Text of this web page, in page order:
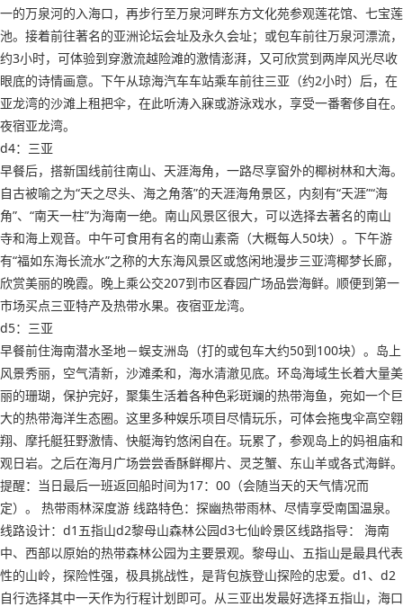
一的万泉河的入海口，再步行至万泉河畔东方文化苑参观莲花馆、七宝莲
池。接着前往著名的亚洲论坛会址及永久会址；或包车前往万泉河漂流，
约3小时，可体验到穿激流越险滩的激情澎湃，又可欣赏到两岸风光尽收
眼底的诗情画意。下午从琼海汽车车站乘车前往三亚（约2小时）后，在
亚龙湾的沙滩上租把伞，在此听涛入寐或游泳戏水，享受一番奢侈自在。
夜宿亚龙湾。
d4：三亚
早餐后，搭新国线前往南山、天涯海角，一路尽享窗外的椰树林和大海。
自古被喻之为“天之尽头、海之角落”的天涯海角景区，内刻有“天涯”“海
角”、“南天一柱”为海南一绝。南山风景区很大，可以选择去著名的南山
寺和海上观音。中午可食用有名的南山素斋（大概每人50块）。下午游
有“福如东海长流水”之称的大东海风景区或悠闲地漫步三亚湾椰梦长廊，
欣赏美丽的晚霞。晚上乘公交207到市区春园广场品尝海鲜。顺便到第一
市场买点三亚特产及热带水果。夜宿亚龙湾。
d5：三亚
早餐前住海南潜水圣地－蜈支洲岛（打的或包车大约50到100块）。岛上
风景秀丽，空气清新，沙滩柔和，海水清澈见底。环岛海域生长着大量美
丽的珊瑚，保护完好，聚集生活着各种色彩斑斓的热带海鱼，宛如一个巨
大的热带海洋生态圈。这里多种娱乐项目尽情玩乐，可体会拖曳伞高空翱
翔、摩托艇狂野激情、快艇海钓悠闲自在。玩累了，参观岛上的妈祖庙和
观日岩。之后在海月广场尝尝香酥鲜椰片、灵芝蟹、东山羊或各式海鲜。
提醒：当日最后一班返回船时间为17：00（会随当天的天气情况而
定）。 热带雨林深度游 线路特色：探幽热带雨林、尽情享受南国温泉。
线路设计：d1五指山d2黎母山森林公园d3七仙岭景区线路指导： 海南
中、西部以原始的热带森林公园为主要景观。黎母山、五指山是最具代表
性的山岭，探险性强，极具挑战性，是背包族登山探险的忠爱。d1、d2
自行选择其中一天作为行程计划即可。从三亚出发最好选择五指山，海口